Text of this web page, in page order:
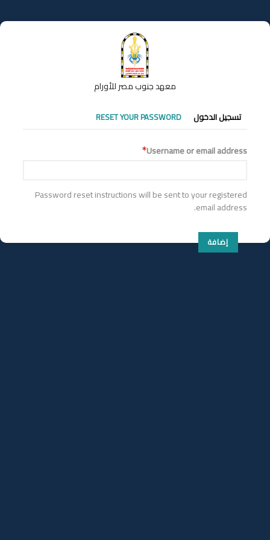
إلى
المحتوى
معهد جنوب مصر للأورام
التبويبات
الأساسية
تسجيل الدخول RESET YOUR PASSWORD
Username or email address
Password reset instructions will be sent to your registered
email address.